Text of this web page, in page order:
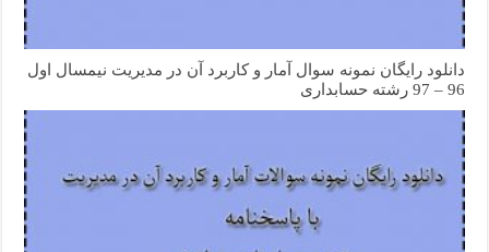
دانلود رایگان نمونه سوال آمار و کاربرد آن در مدیریت نیمسال اول
96 – 97 رشته حسابداری